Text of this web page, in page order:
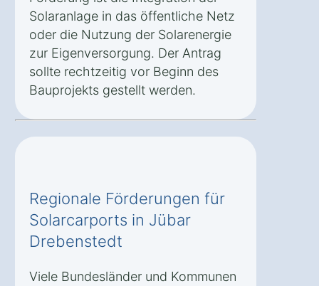
Solaranlage in das öffentliche Netz
oder die Nutzung der Solarenergie
zur Eigenversorgung. Der Antrag
sollte rechtzeitig vor Beginn des
Bauprojekts gestellt werden.
Regionale Förderungen für
Solarcarports in Jübar
Drebenstedt
Viele Bundesländer und Kommunen